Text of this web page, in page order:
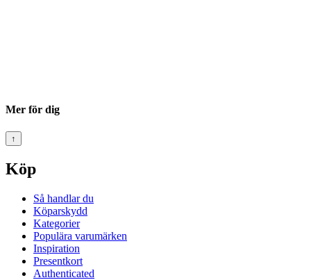
Mer för dig
↑
Köp
Så handlar du
Köparskydd
Kategorier
Populära varumärken
Inspiration
Presentkort
Authenticated